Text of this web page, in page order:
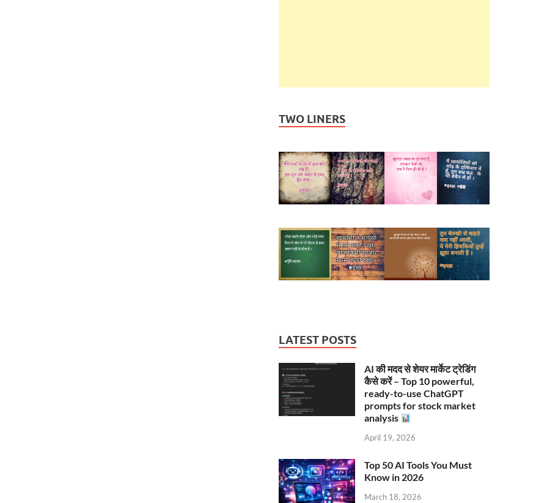
TWO LINERS
LATEST POSTS
AI की मदद से शेयर मार्केट ट्रेडिंग
कैसे करें – Top 10 powerful,
ready-to-use ChatGPT
prompts for stock market
analysis
April 19, 2026
Top 50 AI Tools You Must
Know in 2026
March 18, 2026